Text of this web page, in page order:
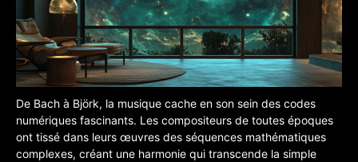
De Bach à Björk, la musique cache en son sein des codes
numériques fascinants. Les compositeurs de toutes époques
ont tissé dans leurs œuvres des séquences mathématiques
complexes, créant une harmonie qui transcende la simple